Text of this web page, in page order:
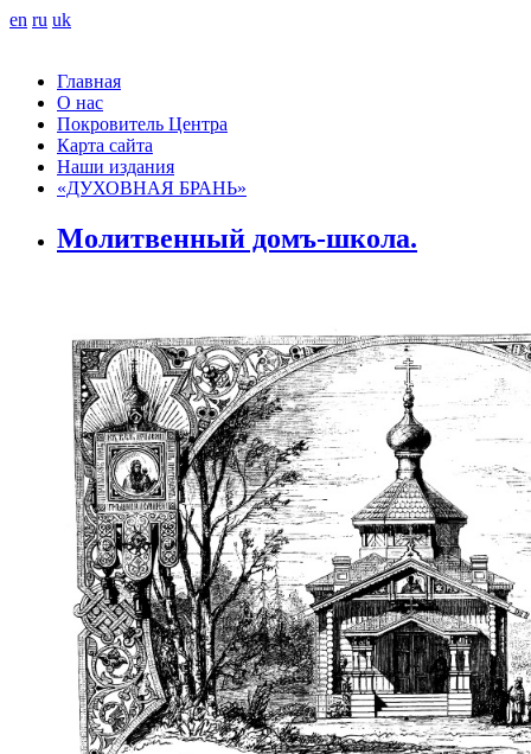
en ru uk
Главная
О нас
Покровитель Центра
Карта сайта
Наши издания
«ДУХОВНАЯ БРАНЬ»
Молитвенный домъ-школа.